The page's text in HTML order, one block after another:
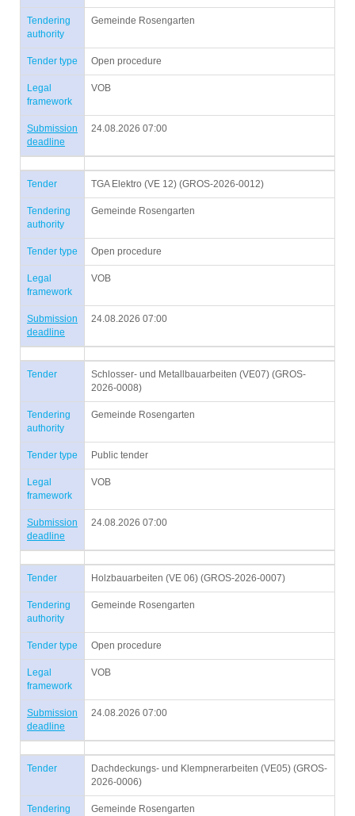
Tendering
authority
Gemeinde Rosengarten
Tender type Open procedure
Legal
framework
VOB
Submission
deadline
24.08.2026 07:00
Tender TGA Elektro (VE 12) (GROS-2026-0012)
Tendering
authority
Gemeinde Rosengarten
Tender type Open procedure
Legal
framework
VOB
Submission
deadline
24.08.2026 07:00
Tender
Schlosser- und Metallbauarbeiten (VE07) (GROS-
2026-0008)
Tendering
authority
Gemeinde Rosengarten
Tender type Public tender
Legal
framework
VOB
Submission
deadline
24.08.2026 07:00
Tender Holzbauarbeiten (VE 06) (GROS-2026-0007)
Tendering
authority
Gemeinde Rosengarten
Tender type Open procedure
Legal
framework
VOB
Submission
deadline
24.08.2026 07:00
Tender
Dachdeckungs- und Klempnerarbeiten (VE05) (GROS-
2026-0006)
Tendering
Gemeinde Rosengarten